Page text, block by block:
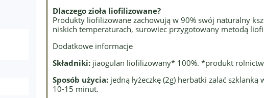
Dlaczego zioła liofilizowane?
Produkty liofilizowane zachowują w 90% swój naturalny
niskich temperaturach, surowiec przygotowany metodą
Dodatkowe informacje
Składniki: jiaogulan liofilizowany* 100%. *produkt
Sposób użycia: jedną łyżeczkę (2g) herbatki zalać
10-15 minut.